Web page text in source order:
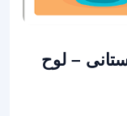
– لوح